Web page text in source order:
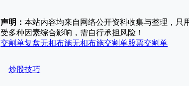
声明： 本站内容均来自网络公开资料收集与整理，只
受多种因素综合影响，需自行承担风险！
交割单复盘无相布施无相布施交割单股票交割单
炒股技巧